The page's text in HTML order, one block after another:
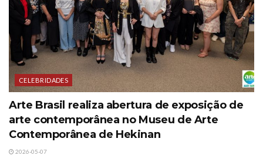
CELEBRIDADES
Arte Brasil realiza abertura de exposição de
arte contemporânea no Museu de Arte
Contemporânea de Hekinan
2026-05-07